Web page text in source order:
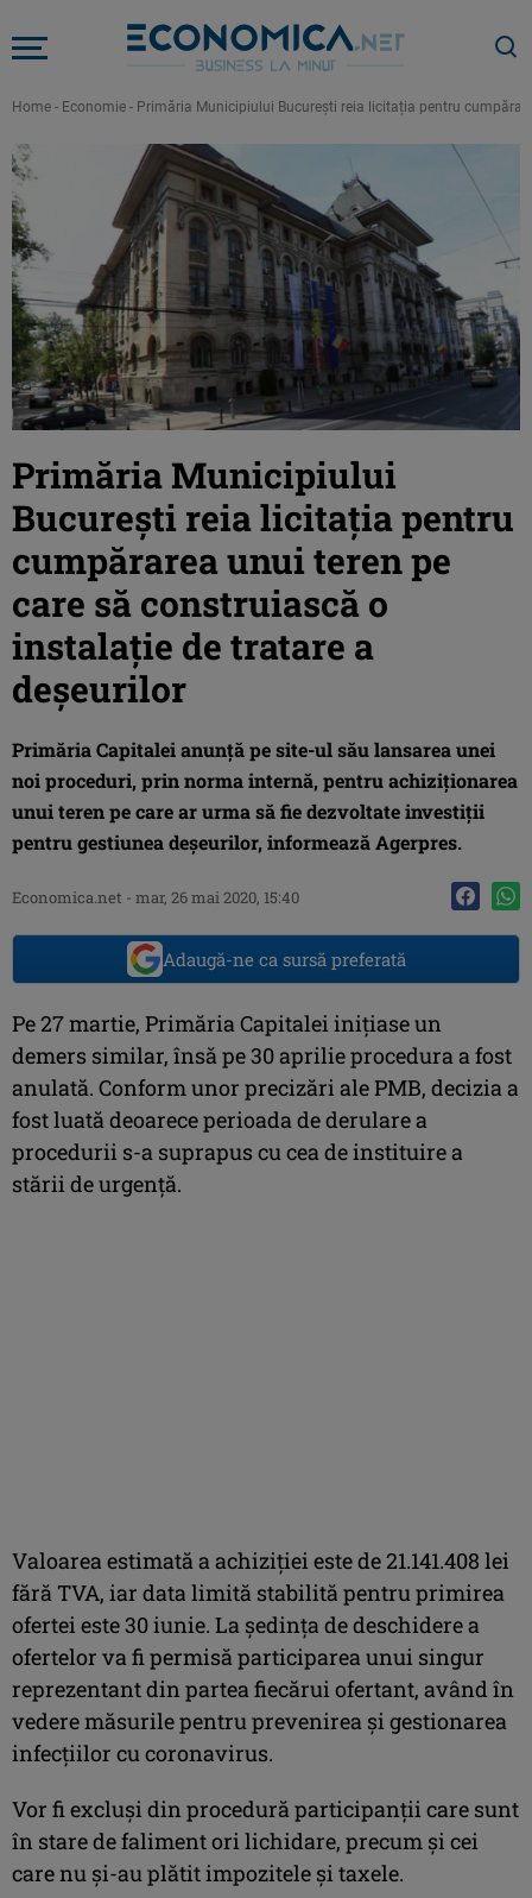
Home - Economie - Primăria Municipiului București reia licitația pentru
Primăria Municipiului
București reia licitația pentru
cumpărarea unui teren pe
care să construiască o
instalație de tratare a
deșeurilor
Primăria Capitalei anunţă pe site-ul său lansarea unei
noi proceduri, prin norma internă, pentru achiziţionarea
unui teren pe care ar urma să fie dezvoltate investiţii
pentru gestiunea deşeurilor, informează Agerpres.
Economica.net - mar, 26 mai 2020, 15:40
Adaugă-ne ca sursă preferată
Pe 27 martie, Primăria Capitalei iniţiase un
demers similar, însă pe 30 aprilie procedura a fost
anulată. Conform unor precizări ale PMB, decizia a
fost luată deoarece perioada de derulare a
procedurii s-a suprapus cu cea de instituire a
stării de urgenţă.
Valoarea estimată a achiziţiei este de 21.141.408 lei
fără TVA, iar data limită stabilită pentru primirea
ofertei este 30 iunie. La şedinţa de deschidere a
ofertelor va fi permisă participarea unui singur
reprezentant din partea fiecărui ofertant, având în
vedere măsurile pentru prevenirea şi gestionarea
infecţiilor cu coronavirus.
Vor fi excluşi din procedură participanţii care sunt
în stare de faliment ori lichidare, precum şi cei
care nu şi-au plătit impozitele şi taxele.